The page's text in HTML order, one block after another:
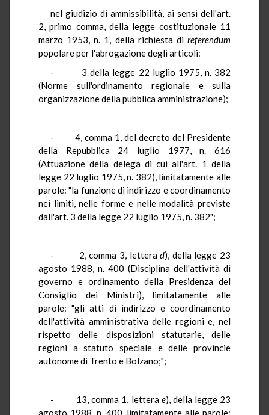
nel giudizio di ammissibilità, ai sensi dell'art.
2, primo comma, della legge costituzionale 11
marzo 1953, n. 1, della richiesta direferendum
popolare per l'abrogazione degli articoli:
- 3 della legge 22 luglio 1975, n. 382
(Norme sull'ordinamento regionale e sulla
organizzazione della pubblica amministrazione);
- 4, comma 1, del decreto del Presidente
della Repubblica 24 luglio 1977, n. 616
(Attuazione della delega di cui all'art. 1 della
legge 22 luglio 1975, n. 382), limitatamente alle
parole: "la funzione di indirizzo e coordinamento
nei limiti, nelle forme e nelle modalità previste
dall'art. 3 della legge 22 luglio 1975, n. 382";
- 2, comma 3, letterad), della legge 23
agosto 1988, n. 400 (Disciplina dell'attività di
governo e ordinamento della Presidenza del
Consiglio dei Ministri), limitatamente alle
parole: "gli atti di indirizzo e coordinamento
dell'attività amministrativa delle regioni e, nel
rispetto delle disposizioni statutarie, delle
regioni a statuto speciale e delle provincie
autonome di Trento e Bolzano;";
- 13, comma 1, lettera e), della legge 23
agosto 1988, n. 400, limitatamente alle parole: